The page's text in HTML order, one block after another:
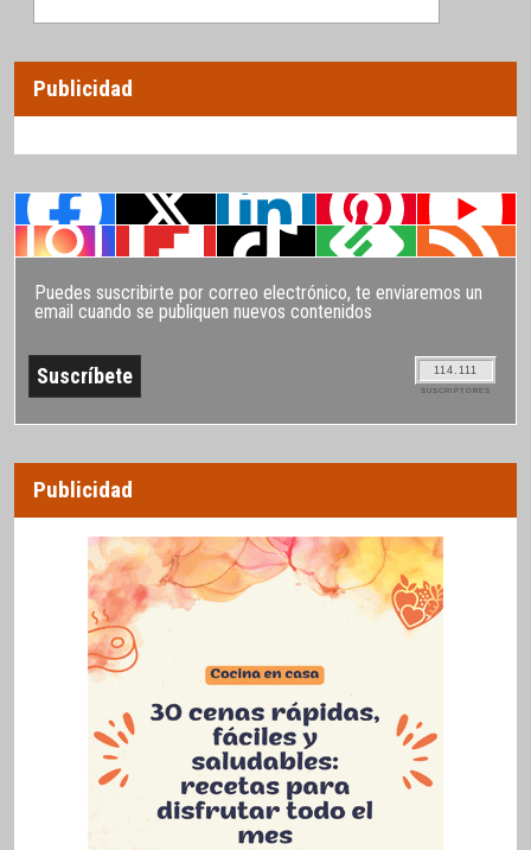
Publicidad
Puedes suscribirte por correo electrónico, te enviaremos un
email cuando se publiquen nuevos contenidos
114.111
SUSCRIPTORES
Publicidad